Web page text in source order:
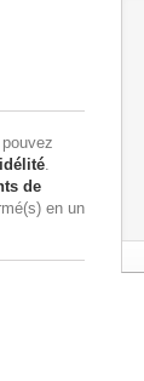
.
de
en un